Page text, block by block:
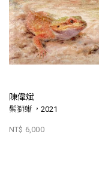
陳偉斌
鬃獅蜥，2021
NT$ 6,000